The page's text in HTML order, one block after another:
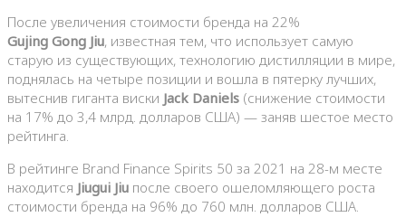
После увеличения стоимости бренда на 22%
Gujing Gong Jiu, известная тем, что использует самую
старую из существующих, технологию дистилляции в мире,
поднялась на четыре позиции и вошла в пятерку лучших,
вытеснив гиганта виски Jack Daniels (снижение стоимости
на 17% до 3,4 млрд. долларов США) — заняв шестое место
рейтинга.
В рейтинге Brand Finance Spirits 50 за 2021 на 28-м месте
находится Jiugui Jiu после своего ошеломляющего роста
стоимости бренда на 96% до 760 млн. долларов США.